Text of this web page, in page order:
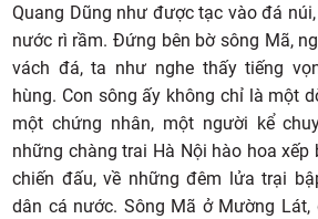
Quang Dũng như được tạc vào đá
nước rì rầm. Đứng bên bờ sông Mã,
vách đá, ta như nghe thấy tiếng
hùng. Con sông ấy không chỉ là một
một chứng nhân, một người kể
những chàng trai Hà Nội hào hoa xếp
chiến đấu, về những đêm lửa trại
dân cá nước. Sông Mã ở Mường